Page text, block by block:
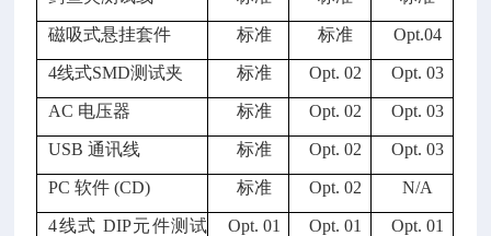
磁吸式悬挂套件 标准 标准 Opt.04
4线式SMD测试夹 标准 Opt. 02 Opt. 03
AC 电压器 标准 Opt. 02 Opt. 03
USB 通讯线 标准 Opt. 02 Opt. 03
PC 软件 (CD) 标准 Opt. 02 N/A
4线式 DIP元件测试
Opt. 01 Opt. 01 Opt. 01